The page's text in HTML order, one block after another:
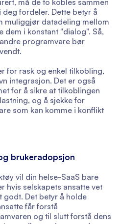
må de to kobles sammen
fordeler. Dette betyr å
muliggjør datadeling mellom
dem i konstant "dialog". Så,
programvare bør
for rask og enkel tilkobling,
integrasjon. Det er også
for å sikre at tilkoblingen
og å sjekke for
som kan komme i konflikt
brukeradopsjon
vil din helse-SaaS bare
hvis selskapets ansatte vet
godt. Det betyr å holde
får forstå
og til slutt forstå dens